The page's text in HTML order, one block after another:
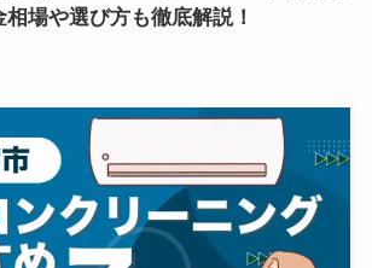
場や選び方も徹底解説！